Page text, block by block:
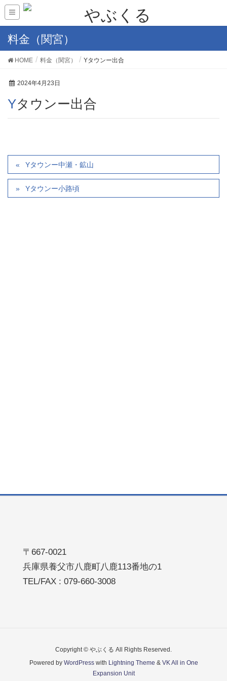
料金（関宮）
HOME 料金（関宮） Yタウンー出合
2024年4月23日
Yタウンー出合
Yタウンー中瀬・鉱山
Yタウンー小路頃
〒667-0021
兵庫県養父市八鹿町八鹿113番地の1
TEL/FAX : 079-660-3008
Copyright © やぶくる All Rights Reserved.
Powered by WordPresswith Lightning Theme & VK All in One
Expansion Unit